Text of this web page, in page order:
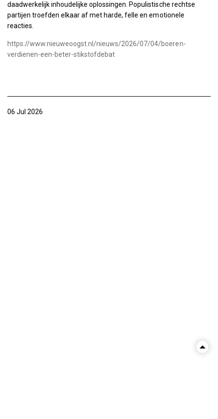
daadwerkelijk inhoudelijke oplossingen. Populistische rechtse
partijen troefden elkaar af met harde, felle en emotionele
reacties.
https://www.nieuweoogst.nl/nieuws/2026/07/04/boeren-
verdienen-een-beter-stikstofdebat
06 Jul 2026